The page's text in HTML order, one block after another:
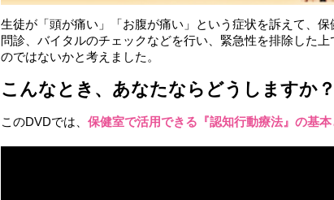
生徒が「頭が痛い」「お腹が痛い」という症状を訴えて、保
問診、バイタルのチェックなどを行い、緊急性を排除した
のではないかと考えました。
こんなとき、あなたならどうしますか？
このDVDでは、 保健室で活用できる『認知行動療法』の基本